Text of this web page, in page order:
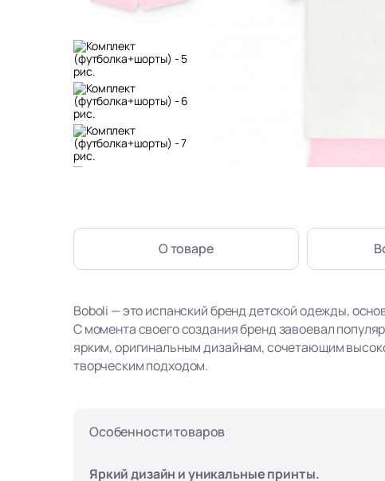
О товаре
Boboli — это испанский бренд детской одежды,
С момента своего создания бренд завоевал
ярким, оригинальным дизайнам, сочетающим
творческим подходом.
Особенности товаров
Яркий дизайн и уникальные принты.